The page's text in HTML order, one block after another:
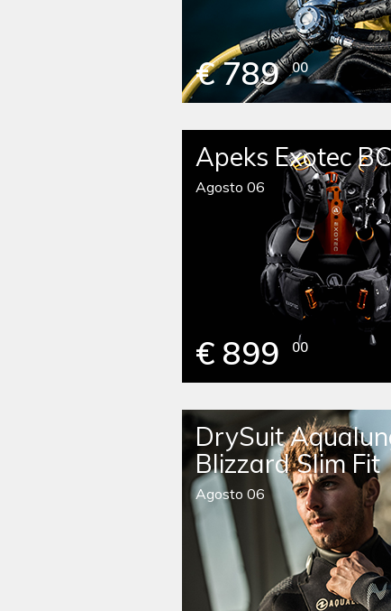
€ 789 00
Apeks Exotec
Agosto 06
€ 899 00
DrySuit
Blizzard Slim Fit
Agosto 06